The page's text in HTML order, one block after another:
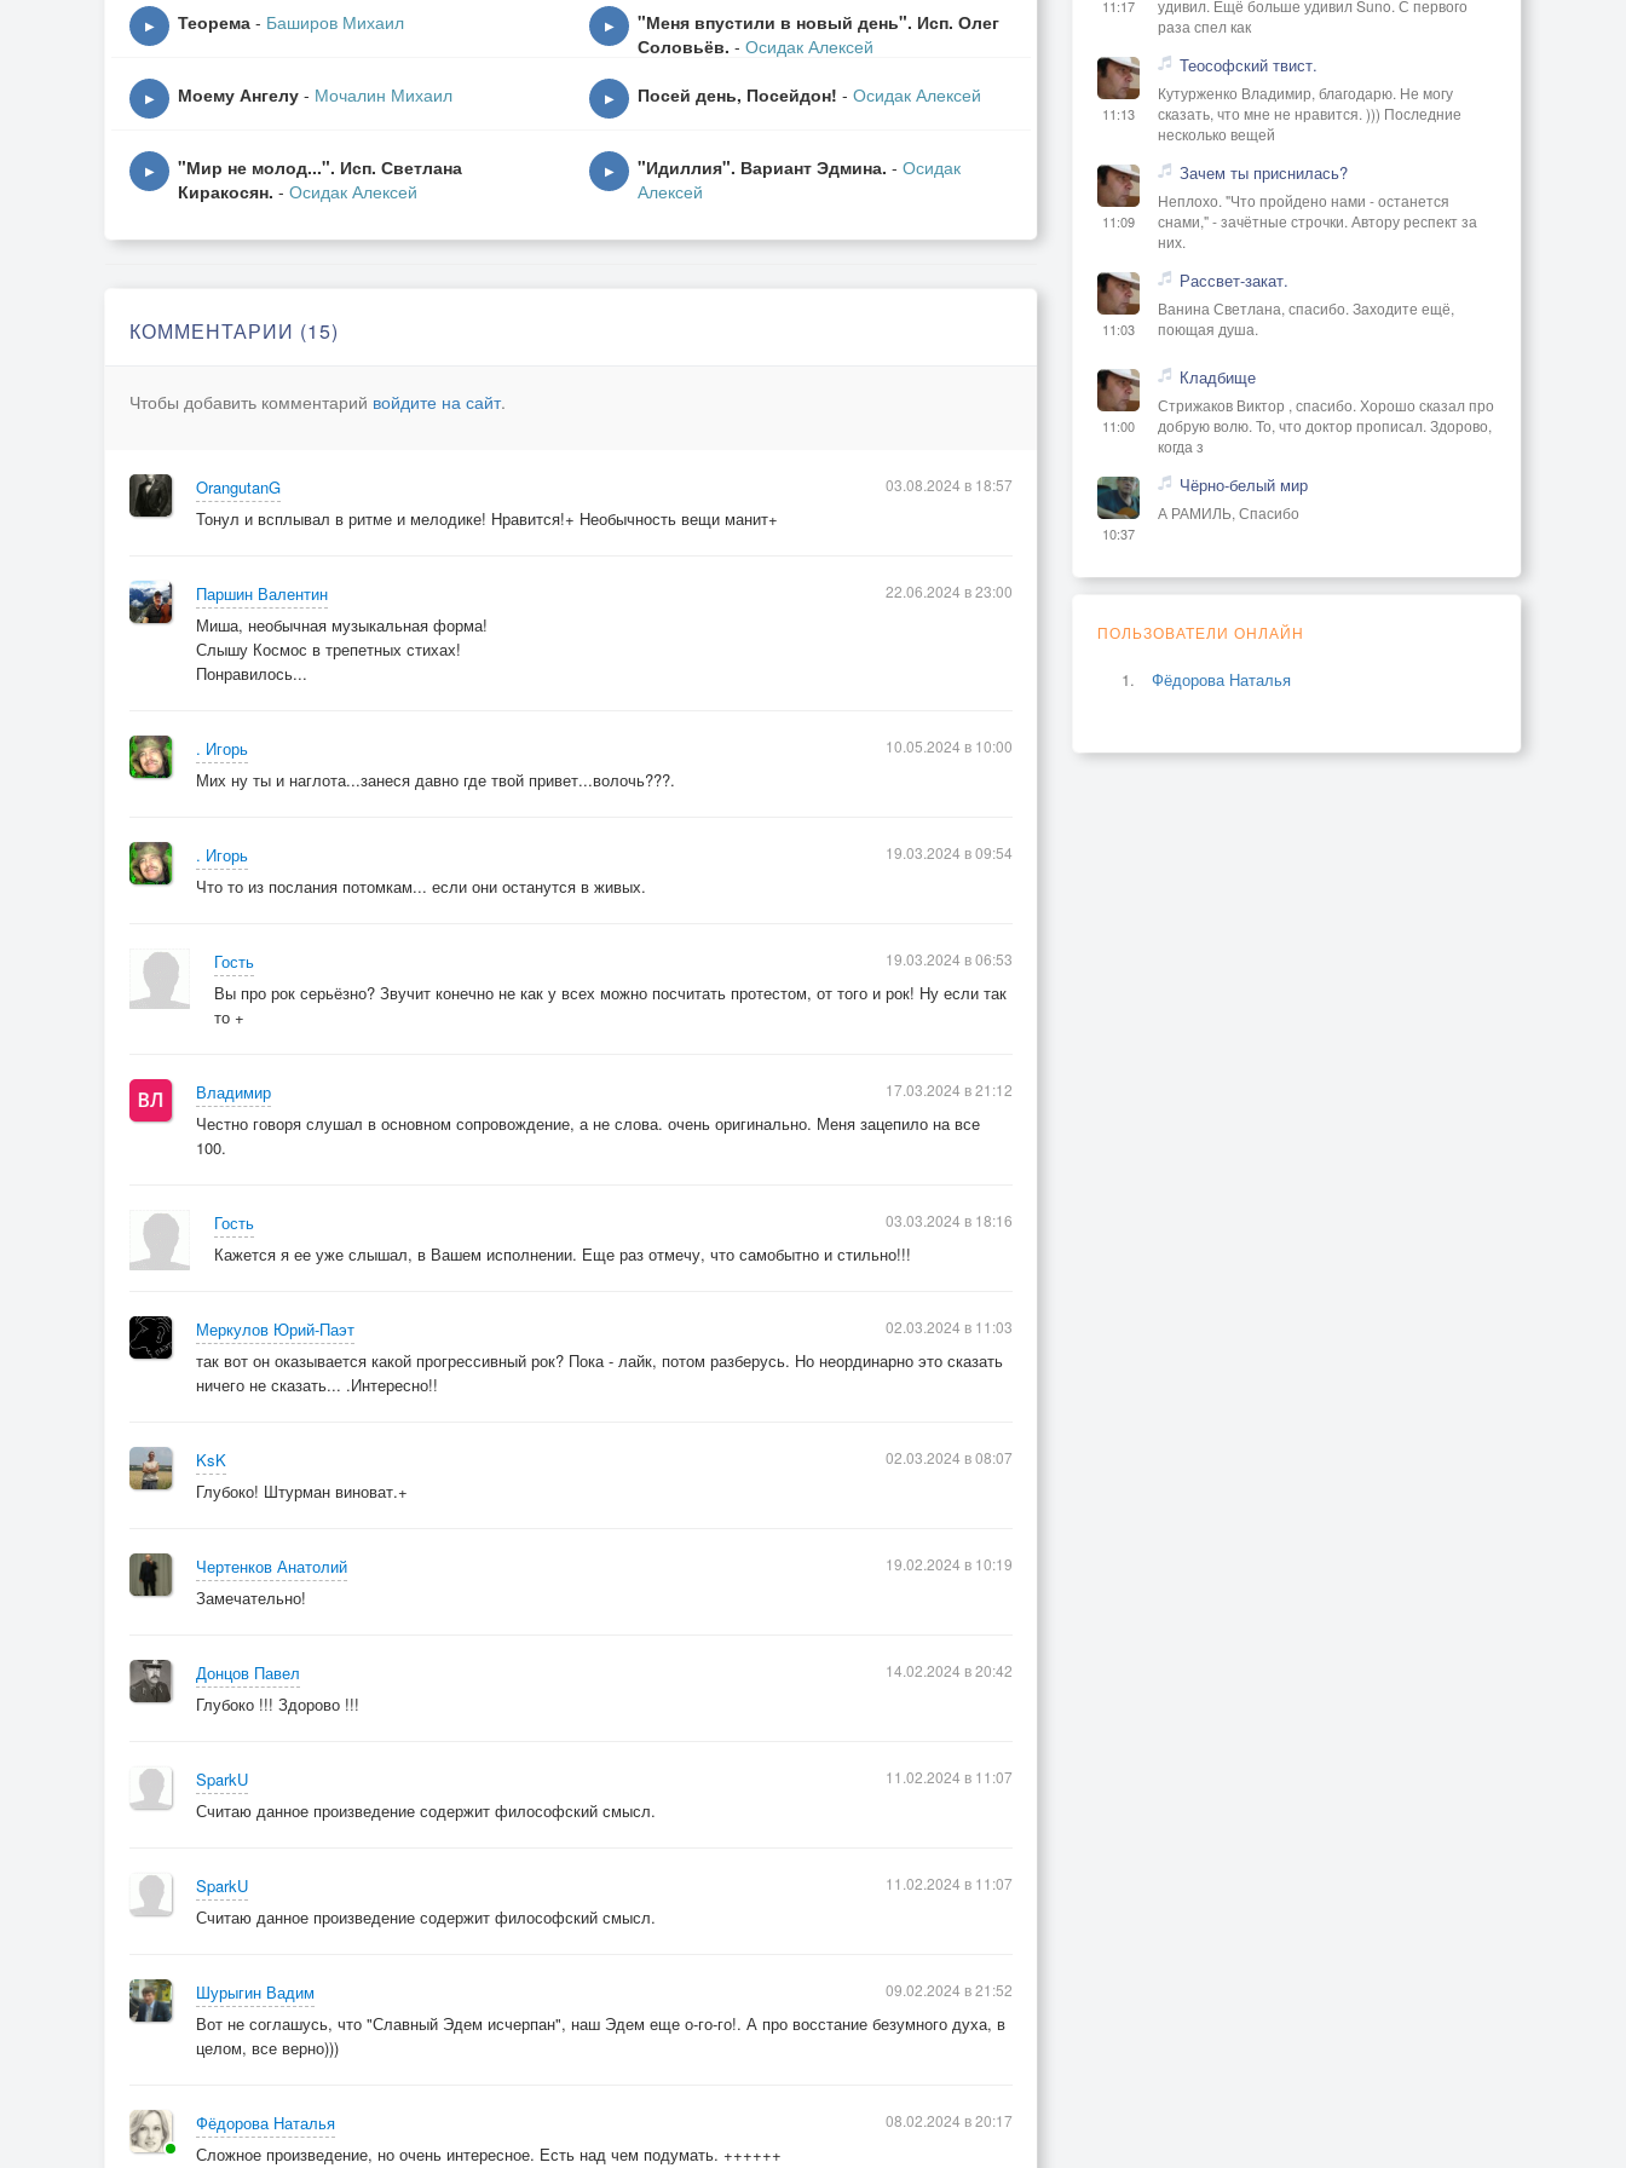
Яркий контент манил,
Славный Эдем исчерпан,
Сущий дурман, как туман застыл.
2
Безумный дух восстал,
А штурман устал,
Вспыхнул последний раз:
Просто – особенный случай,
Прах голубой планеты.
Где парадиз искать?
Время, застыв, обратилось вспять.
▶ Теорема - Баширов Михаил ▶
"Меня впустили в новый день". Исп. Олег
Соловьёв. - Осидак Алексей
▶ Моему Ангелу - Мочалин Михаил ▶ Посей день, Посейдон! - Осидак Алексей
▶
"Мир не молод...". Исп. Светлана
Киракосян. - Осидак Алексей
▶ "Идиллия". Вариант Эдмина. - Осидак
Алексей
КОММЕНТАРИИ (15)
Чтобы добавить комментарий войдите на сайт.
OrangutanG
Тонул и всплывал в ритме и мелодике! Нравится!+ Необычность вещи манит+
03.08.2024 в 18:57
Паршин Валентин
Миша, необычная музыкальная форма!
Слышу Космос в трепетных стихах!
Понравилось...
22.06.2024 в 23:00
. Игорь
Мих ну ты и наглота...занеся давно где твой привет...волочь???.
10.05.2024 в 10:00
. Игорь
Что то из послания потомкам... если они останутся в живых.
19.03.2024 в 09:54
Гость
Вы про рок серьёзно? Звучит конечно не как у всех можно посчитать протестом, от того и рок! Ну если так
то +
19.03.2024 в 06:53
Владимир
Честно говоря слушал в основном сопровождение, а не слова. очень оригинально. Меня зацепило на все
100.
17.03.2024 в 21:12
Гость
Кажется я ее уже слышал, в Вашем исполнении. Еще раз отмечу, что самобытно и стильно!!!
03.03.2024 в 18:16
Меркулов Юрий-Паэт
так вот он оказывается какой прогрессивный рок? Пока - лайк, потом разберусь. Но неординарно это сказать
ничего не сказать... .Интересно!!
02.03.2024 в 11:03
KsK
Глубоко! Штурман виноват.+
02.03.2024 в 08:07
Чертенков Анатолий
Замечательно!
19.02.2024 в 10:19
Донцов Павел
Глубоко !!! Здорово !!!
14.02.2024 в 20:42
SparkU
Считаю данное произведение содержит философский смысл.
11.02.2024 в 11:07
SparkU
Считаю данное произведение содержит философский смысл.
11.02.2024 в 11:07
Шурыгин Вадим
Вот не соглашусь, что "Славный Эдем исчерпан", наш Эдем еще о-го-го!. А про восстание безумного духа, в
целом, все верно)))
09.02.2024 в 21:52
Фёдорова Наталья
Сложное произведение, но очень интересное. Есть над чем подумать. ++++++
08.02.2024 в 20:17
11:17
удивил. Ещё больше удивил Suno. С первого
раза спел как
11:13
Теософский твист.
Кутурженко Владимир, благодарю. Не могу
сказать, что мне не нравится. ))) Последние
несколько вещей
11:09
Зачем ты приснилась?
Неплохо. "Что пройдено нами - останется
снами," - зачётные строчки. Автору респект за
них.
11:03
Рассвет-закат.
Ванина Светлана, спасибо. Заходите ещё,
поющая душа.
11:00
Кладбище
Стрижаков Виктор , спасибо. Хорошо сказал про
добрую волю. То, что доктор прописал. Здорово,
когда з
10:37
Чёрно-белый мир
А РАМИЛЬ, Спасибо
ПОЛЬЗОВАТЕЛИ ОНЛАЙН
Фёдорова Наталья